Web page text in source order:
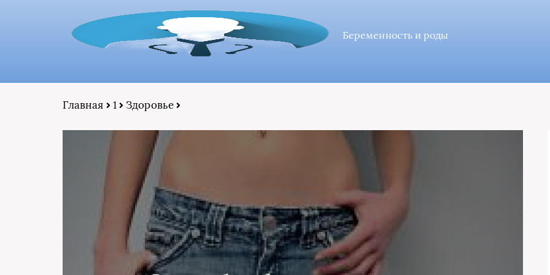
Беременность и роды
Главная 1 Здоровье